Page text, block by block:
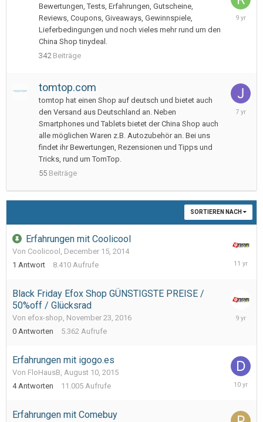
Bewertungen, Tests, Erfahrungen, Gutscheine,
Reviews, Coupons, Giveaways, Gewinnspiele,
Lieferbedingungen und noch vieles mehr rund um den
China Shop tinydeal.
342 Beiträge
January
tomtop.com
tomtop hat einen Shop auf deutsch und bietet auch
den Versand aus Deutschland an. Neben
Smartphones und Tablets bietet der China Shop auch
alle möglichen Waren z.B. Autozubehör an. Bei uns
findet ihr Bewertungen, Rezensionen und Tipps und
Tricks, rund um TomTop.
55 Beiträge
June
SORTIEREN NACH
Erfahrungen mit Coolicool
Von Coolicool, December 15, 2014
1 Antwort 8.410 Aufrufe
Black Friday Efox Shop GÜNSTIGSTE PREISE /
50%off / Glücksrad
Von efox-shop, November 23, 2016
0 Antworten 5.362 Aufrufe
Erfahrungen mit igogo.es
Von FloHausB, August 10, 2015
4 Antworten 11.005 Aufrufe
February
Erfahrungen mit Comebuy